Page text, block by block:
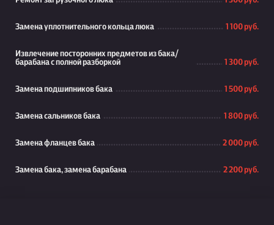
Замена уплотнительного кольца люка 1 100 руб.
Извлечение посторонних предметов из бака/
барабана с полной разборкой
1 300 руб.
Замена подшипников бака 1 500 руб.
Замена сальников бака 1 800 руб.
Замена фланцев бака 2 000 руб.
Замена бака, замена барабана 2 200 руб.